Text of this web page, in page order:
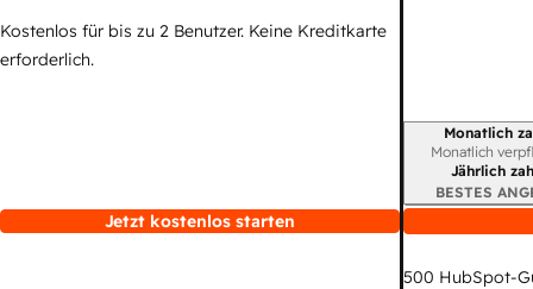
Kostenlos für bis zu 2 Benutzer. Keine Kreditkarte
erforderlich.
Jetzt kostenlos starten
Monatlich
Monatlich
Jährlich
BESTES
500 HubSpot-